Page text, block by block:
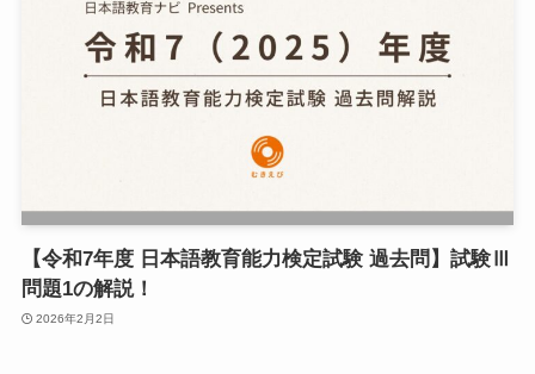
【令和7年度 日本語教育能力検定試験 過去問】試験Ⅲ
問題1の解説！
2026年2月2日